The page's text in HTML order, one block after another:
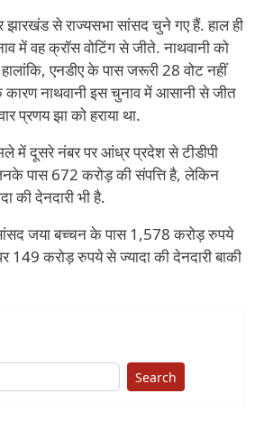
झारखंड से राज्यसभा सांसद चुने गए हैं. हाल ही
में वह क्रॉस वोटिंग से जीते. नाथवानी को
एनडीए के पास जरूरी 28 वोट नहीं
कारण नाथवानी इस चुनाव में आसानी से जीत
प्रणय झा को हराया था.
में दूसरे नंबर पर आंध्र प्रदेश से टीडीपी
पास 672 करोड़ की संपत्ति है, लेकिन
की देनदारी भी है.
सांसद जया बच्चन के पास 1,578 करोड़ रुपये
करोड़ रुपये से ज्यादा की देनदारी बाकी
Search